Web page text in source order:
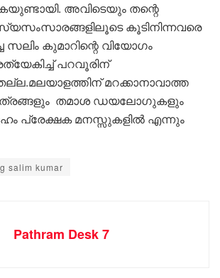
അവിടെയും തന്റെ
കൂടിനിന്നവരെ
സലിം കുമാറിന്റെ വിയോ​ഗം
പറവൂരിന്
മറക്കാനാവാത്ത
തമാശ ഡയലോ​ഗുകളും
പ്രേക്ഷക മനസ്സുകളിൽ എന്നും
salim kumar
Pathram Desk 7